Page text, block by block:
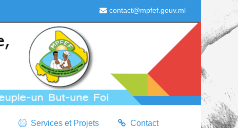
contact@mpfef.gouv.ml
Services et Projets Contact